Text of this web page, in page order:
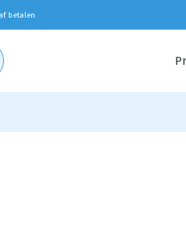
betalen